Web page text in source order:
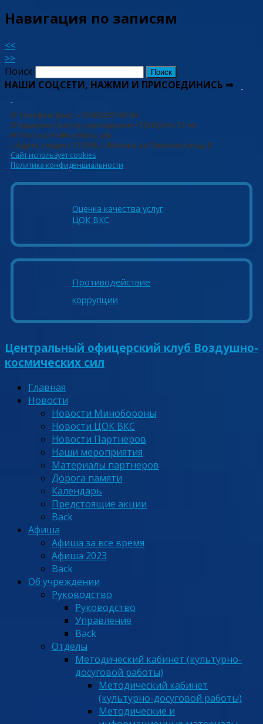
Навигация по записям
<<
>>
Поиск
НАШИ СОЦСЕТИ, НАЖМИ И ПРИСОЕДИНИСЬ ⇒
✆ Телефон/факс:+7(499)237-05-84
✆ Администратор учреждения:+7(925)344-13-44
✉ Почта:info@клубвкс.рф
⌂ Адрес:индекс 115095, г.Москва, ул.Павловская,д.8.
Сайт использует cookies
Политика конфиденциальности
Оценка качества услуг
ЦОК ВКС
Противодействие
коррупции
Центральный офицерский клуб Воздушно-
космических сил
Главная
Новости
Новости Минобороны
Новости ЦОК ВКС
Новости Партнеров
Наши мероприятия
Материалы партнеров
Дорога памяти
Календарь
Предстоящие акции
Back
Афиша
Афиша за все время
Афиша 2023
Back
Об учреждении
Руководство
Руководство
Управление
Back
Отделы
Методический кабинет (культурно-
досуговой работы)
Методический кабинет
(культурно-досуговой работы)
Методические и